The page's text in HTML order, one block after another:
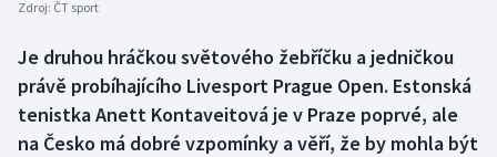
Box
Curling
Zdroj: ČT sport
Je druhou hráčkou světového žebříčku a jedničkou
právě probíhajícího Livesport Prague Open. Estonská
tenistka Anett Kontaveitová je v Praze poprvé, ale
na Česko má dobré vzpomínky a věří, že by mohla být